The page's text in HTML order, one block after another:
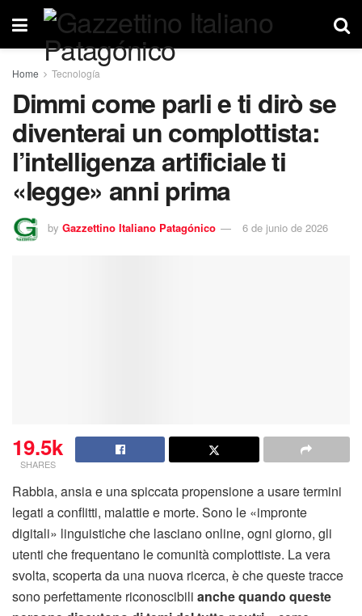
Home Tecnología
Dimmi come parli e ti dirò se
diventerai un complottista:
l’intelligenza artificiale ti
«legge» anni prima
by Gazzettino Italiano Patagónico 6 de junio de 2026
19.5k
SHARES
Rabbia, ansia e una spiccata propensione a usare termini
legati a conflitti, malattie e morte. Sono le «impronte
digitali» linguistiche che lasciano online, ogni giorno, gli
utenti che frequentano le comunità complottiste. La vera
svolta, scoperta da una nuova ricerca, è che queste tracce
sono perfettamente riconoscibili anche quando queste